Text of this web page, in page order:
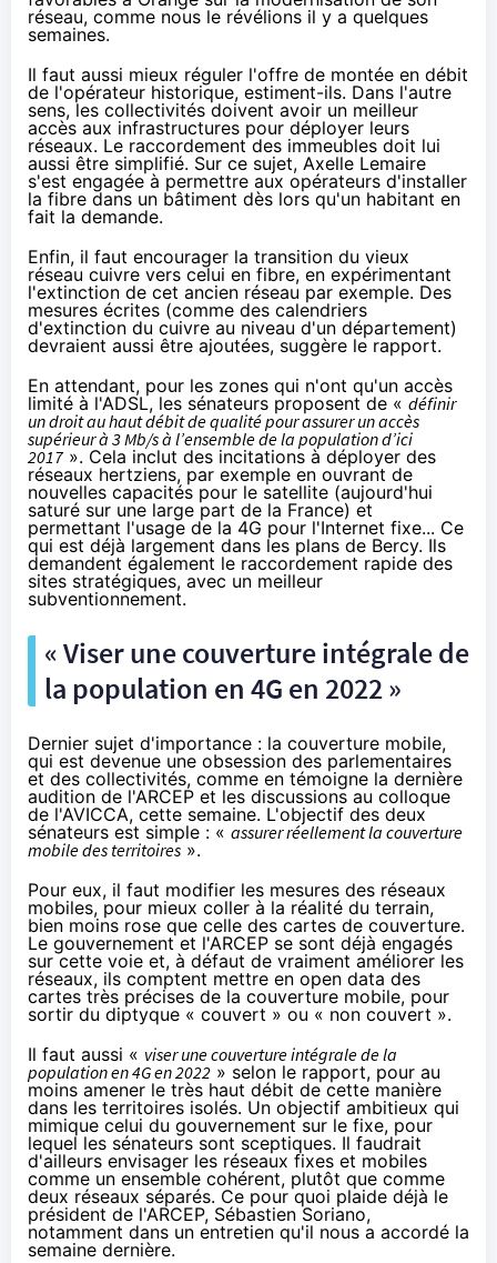
réseau, comme nous le révélions il y a quelques
semaines.
Il faut aussi mieux réguler l'offre de montée en débit
de l'opérateur historique, estiment-ils. Dans l'autre
sens, les collectivités doivent avoir un meilleur
accès aux infrastructures pour déployer leurs
réseaux. Le raccordement des immeubles doit lui
aussi être simplifié. Sur ce sujet, Axelle Lemaire
s'est engagée à permettre aux opérateurs d'installer
la fibre dans un bâtiment dès lors qu'un habitant en
fait la demande.
Enfin, il faut encourager la transition du vieux
réseau cuivre vers celui en fibre, en expérimentant
l'extinction de cet ancien réseau par exemple. Des
mesures écrites (comme des calendriers
d'extinction du cuivre au niveau d'un département)
devraient aussi être ajoutées, suggère le rapport.
En attendant, pour les zones qui n'ont qu'un accès
limité à l'ADSL, les sénateurs proposent de « définir
un droit au haut débit de qualité pour assurer un accès
supérieur à 3 Mb/s à l’ensemble de la population d’ici
2017». Cela inclut des incitations à déployer des
réseaux hertziens, par exemple en ouvrant de
nouvelles capacités pour le satellite (aujourd'hui
saturé sur une large part de la France) et
permettant l'usage de la 4G pour l'Internet fixe... Ce
qui est déjà largement dans les plans de Bercy. Ils
demandent également le raccordement rapide des
sites stratégiques, avec un meilleur
subventionnement.
« Viser une couverture intégrale de
la population en 4G en 2022 »
Dernier sujet d'importance : la couverture mobile,
qui est devenue une obsession des parlementaires
et des collectivités, comme en témoigne la dernière
audition de l'ARCEP et les discussions au colloque
de l'AVICCA, cette semaine. L'objectif des deux
sénateurs est simple : « assurer réellement la couverture
mobile des territoires ».
Pour eux, il faut modifier les mesures des réseaux
mobiles, pour mieux coller à la réalité du terrain,
bien moins rose que celle des cartes de couverture.
Le gouvernement et l'ARCEP se sont déjà engagés
sur cette voie et, à défaut de vraiment améliorer les
réseaux, ils comptent mettre en open data des
cartes très précises de la couverture mobile, pour
sortir du diptyque « couvert » ou « non couvert ».
Il faut aussi « viser une couverture intégrale de la
population en4Gen 2022 » selon le rapport, pour au
moins amener le très haut débit de cette manière
dans les territoires isolés. Un objectif ambitieux qui
mimique celui du gouvernement sur le fixe, pour
lequel les sénateurs sont sceptiques. Il faudrait
d'ailleurs envisager les réseaux fixes et mobiles
comme un ensemble cohérent, plutôt que comme
deux réseaux séparés. Ce pour quoi plaide déjà le
président de l'ARCEP, Sébastien Soriano,
notamment dans un entretien qu'il nous a accordé la
semaine dernière.